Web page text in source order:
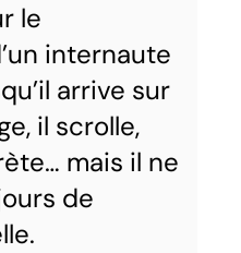
le
internaute
arrive sur
il scrolle,
mais il ne
de